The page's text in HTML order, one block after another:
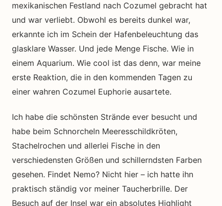
mexikanischen Festland nach Cozumel gebracht hat
und war verliebt. Obwohl es bereits dunkel war,
erkannte ich im Schein der Hafenbeleuchtung das
glasklare Wasser. Und jede Menge Fische. Wie in
einem Aquarium. Wie cool ist das denn, war meine
erste Reaktion, die in den kommenden Tagen zu
einer wahren Cozumel Euphorie ausartete.
Ich habe die schönsten Strände ever besucht und
habe beim Schnorcheln Meeresschildkröten,
Stachelrochen und allerlei Fische in den
verschiedensten Größen und schillerndsten Farben
gesehen. Findet Nemo? Nicht hier – ich hatte ihn
praktisch ständig vor meiner Taucherbrille. Der
Besuch auf der Insel war ein absolutes Highlight